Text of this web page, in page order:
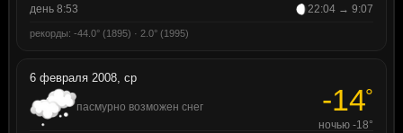
день 8:53
22:04 → 9:07
рекорды: -44.0° (1895) · 2.0° (1995)
6 февраля 2008, ср
пасмурно возможен снег -14°
ночью -18°